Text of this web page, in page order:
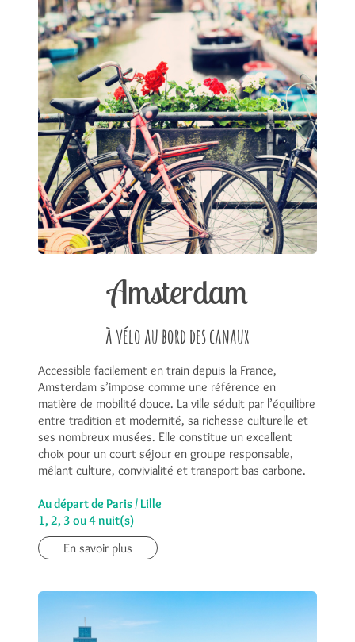
Amsterdam
à vélo au bord des canaux
Accessible facilement en train depuis la France,
Amsterdam s’impose comme une référence en
matière de mobilité douce. La ville séduit par l’équilibre
entre tradition et modernité, sa richesse culturelle et
ses nombreux musées. Elle constitue un excellent
choix pour un court séjour en groupe responsable,
mêlant culture, convivialité et transport bas carbone.
Au départ de Paris / Lille
1, 2, 3 ou 4 nuit(s)
En savoir plus